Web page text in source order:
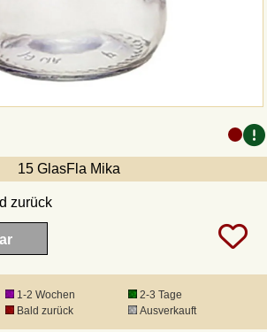
15 GlasFla Mika
zurück
1-2 Wochen
2-3 Tage
Bald zurück Ausverkauft